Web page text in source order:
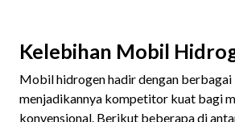
Kelebihan Mobil
Mobil hidrogen hadir dengan berbagai
menjadikannya kompetitor kuat bagi
konvensional. Berikut beberapa di